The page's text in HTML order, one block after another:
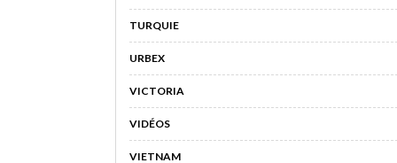
TURQUIE
URBEX
VICTORIA
VIDÉOS
VIETNAM